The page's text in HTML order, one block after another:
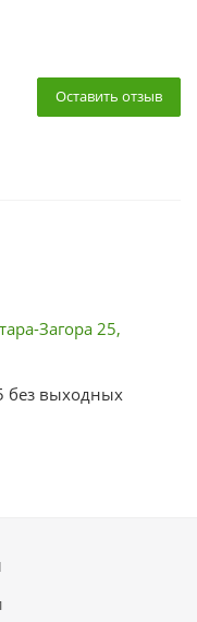
Оставить отзыв
Загора 25,
без выходных